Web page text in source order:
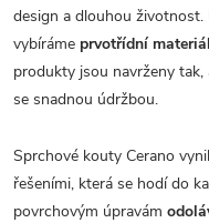
design a dlouhou životnost.
vybíráme prvotřídní
produkty jsou navrženy
se snadnou údržbou.
Sprchové kouty Cerano
řešeními, která se hodí do
povrchovým úpravám